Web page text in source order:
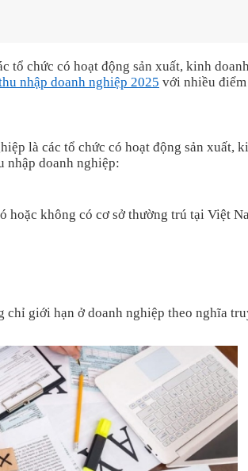
chức có hoạt động sản xuất, kinh
nhập doanh nghiệp 2025 với nhiều
là các tổ chức có hoạt động sản xuất,
nhập doanh nghiệp:
hoặc không có cơ sở thường trú tại Việt
giới hạn ở doanh nghiệp theo nghĩa